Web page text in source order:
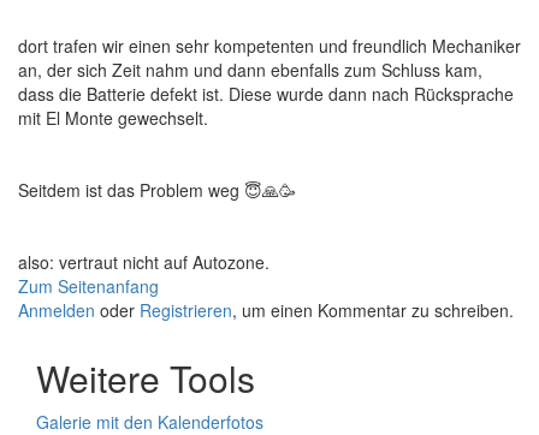
dort trafen wir einen sehr kompetenten und freundlich Mechaniker
an, der sich Zeit nahm und dann ebenfalls zum Schluss kam,
dass die Batterie defekt ist. Diese wurde dann nach Rücksprache
mit El Monte gewechselt.
Seitdem ist das Problem weg 😇🙏🥳
also: vertraut nicht auf Autozone.
Zum Seitenanfang
Anmelden oder Registrieren, um einen Kommentar zu schreiben.
Weitere Tools
Galerie mit den Kalenderfotos